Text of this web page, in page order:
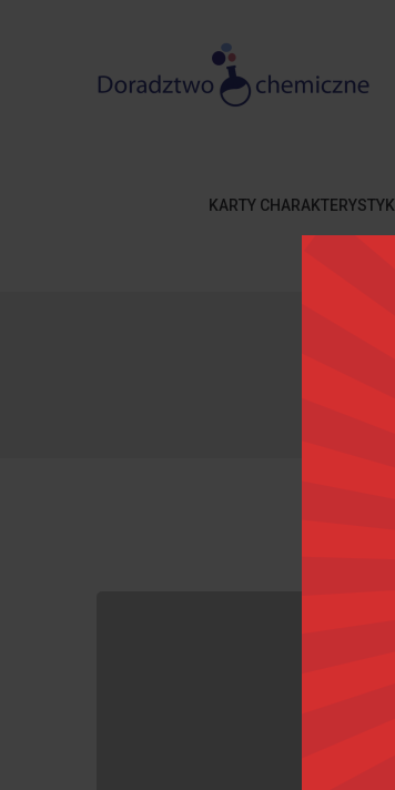
KARTY CHARAKTERYSTYKI